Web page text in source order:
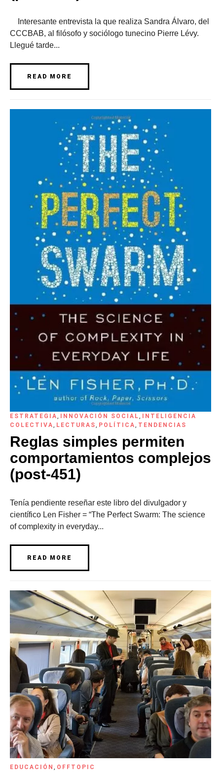
Interesante entrevista la que realiza Sandra Álvaro, del
CCCBAB, al filósofo y sociólogo tunecino Pierre Lévy.
Llegué tarde...
READ MORE
ESTRATEGIA, INNOVACIÓN SOCIAL,
INTELIGENCIA
COLECTIVA, LECTURAS, POLÍTICA, TENDENCIAS
Reglas simples permiten
comportamientos complejos
(post-451)
Tenía pendiente reseñar este libro del divulgador y
científico Len Fisher = “The Perfect Swarm: The science
of complexity in everyday...
READ MORE
EDUCACIÓN , OFFTOPIC